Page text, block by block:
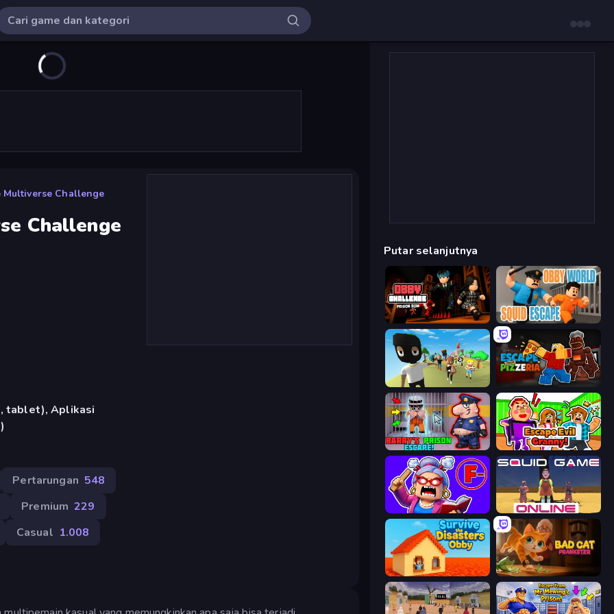
Multiverse Challenge
Challenge
tablet), Aplikasi
Pertarungan 548
Premium 229
Casual 1.008
Putar selanjutnya
Obby Challenge: Prison Run
Escape From Pizzeria
Barry's Prison Escape! Escape Evil Granny!
Squid Game Online
Survive the Disasters: Obby Bad Cat Prankster